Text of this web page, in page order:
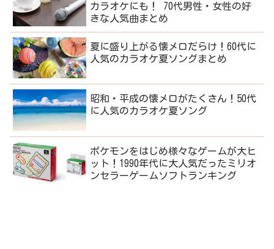
カラオケにも！ 70代男性・女性の好
きな人気曲まとめ
夏に盛り上がる懐メロだらけ！60代に
人気のカラオケ夏ソングまとめ
昭和・平成の懐メロがたくさん！50代
に人気のカラオケ夏ソング
ポケモンをはじめ様々なゲームが大ヒ
ット！1990年代に大人気だったミリオ
ンセラーゲームソフトランキング